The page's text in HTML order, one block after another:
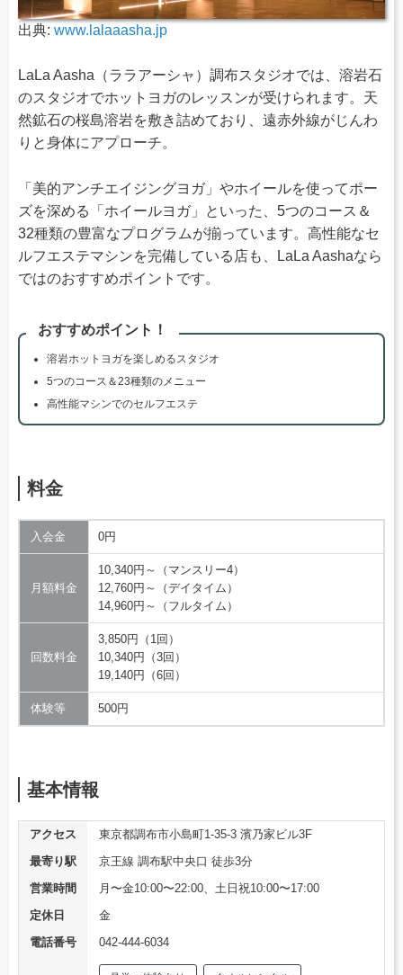
出典: www.lalaaasha.jp
LaLa Aasha（ララアーシャ）調布スタジオでは、溶岩石
のスタジオでホットヨガのレッスンが受けられます。天
然鉱石の桜島溶岩を敷き詰めており、遠赤外線がじんわ
りと身体にアプローチ。
「美的アンチエイジングヨガ」やホイールを使ってポー
ズを深める「ホイールヨガ」といった、5つのコース＆
32種類の豊富なプログラムが揃っています。高性能なセ
ルフエステマシンを完備している店も、LaLa Aashaなら
ではのおすすめポイントです。
おすすめポイント！
溶岩ホットヨガを楽しめるスタジオ
5つのコース＆23種類のメニュー
高性能マシンでのセルフエステ
料金
入会金 0円
月額料金
10,340円～（マンスリー4）
12,760円～（デイタイム）
14,960円～（フルタイム）
回数料金
3,850円（1回）
10,340円（3回）
19,140円（6回）
体験等 500円
基本情報
アクセス
東京都調布市小島町1-35-3 濱乃家ビル3F
最寄り駅
京王線 調布駅中央口 徒歩3分
営業時間
月〜金10:00〜22:00、土日祝10:00〜17:00
定休日
金
電話番号
042-444-6034